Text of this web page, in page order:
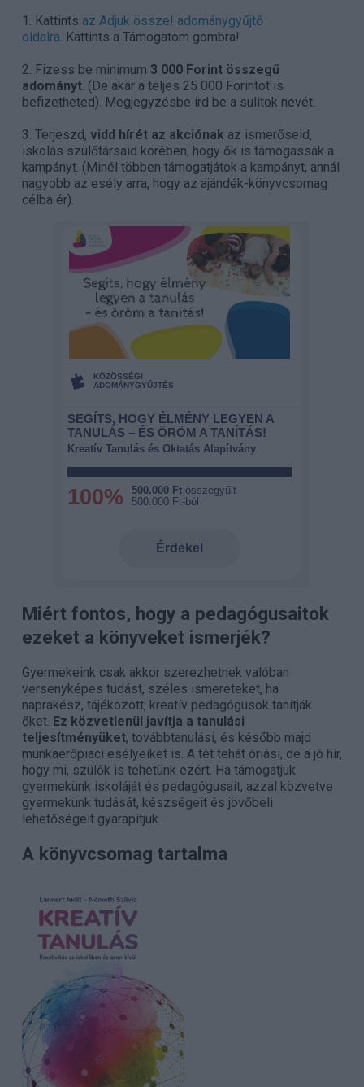
1. Kattints az Adjuk össze! adománygyűjtő
oldalra. Kattints a Támogatom gombra!
2. Fizess be minimum 3 000 Forint összegű
adományt. (De akár a teljes 25 000 Forintot is
befizetheted). Megjegyzésbe írd be a sulitok nevét.
3. Terjeszd, vidd hírét az akciónak az ismerőseid,
iskolás szülőtársaid körében, hogy ők is támogassák a
kampányt. (Minél többen támogatjátok a kampányt, annál
nagyobb az esély arra, hogy az ajándék-könyvcsomag
célba ér).
Miért fontos, hogy a pedagógusaitok
ezeket a könyveket ismerjék?
Gyermekeink csak akkor szerezhetnek valóban
versenyképes tudást, széles ismereteket, ha
naprakész, tájékozott, kreatív pedagógusok tanítják
őket. Ez közvetlenül javítja a tanulási
teljesítményüket, továbbtanulási, és később majd
munkaerőpiaci esélyeiket is. A tét tehát óriási, de a jó hír,
hogy mi, szülők is tehetünk ezért. Ha támogatjuk
gyermekünk iskoláját és pedagógusait, azzal közvetve
gyermekünk tudását, készségeit és jövőbeli
lehetőségeit gyarapítjuk.
A könyvcsomag tartalma